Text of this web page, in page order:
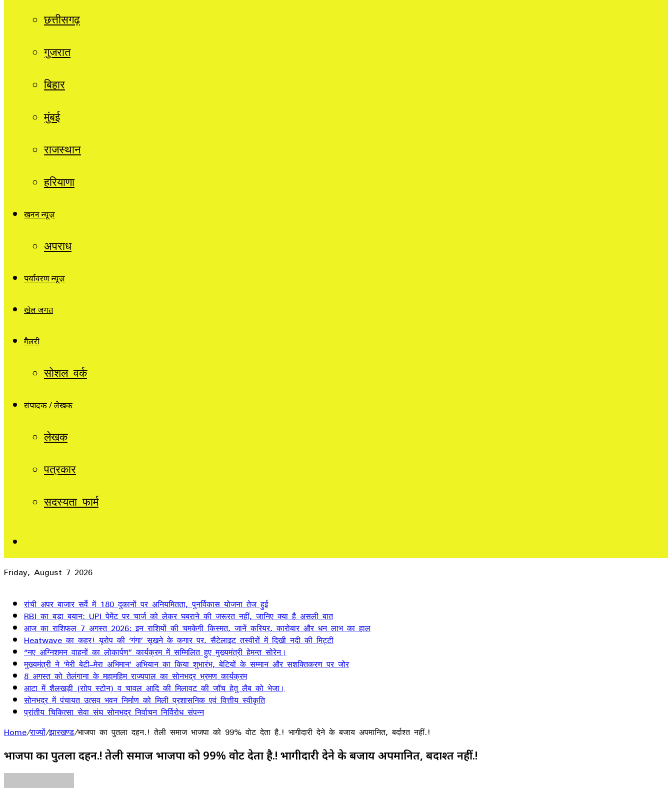
छत्तीसगढ़
गुजरात
बिहार
मुंबई
राजस्थान
हरियाणा
खनन न्यूज़
अपराध
पर्यावरण न्यूज़
खेल जगत
गैलरी
सोशल वर्क
संपादक / लेखक
लेखक
पत्रकार
सदस्यता फार्म
Friday, August 7 2026
रांची अपर बाजार सर्वे में 180 दुकानों पर अनियमितता, पुनर्विकास योजना तेज हुई
RBI का बड़ा बयान: UPI पेमेंट पर चार्ज को लेकर घबराने की जरूरत नहीं, जानिए क्या है असली बात
आज का राशिफल 7 अगस्त 2026: इन राशियों की चमकेगी किस्मत, जानें करियर, कारोबार और धन लाभ का हाल
Heatwave का कहर! यूरोप की ‘गंगा’ सूखने के कगार पर, सैटेलाइट तस्वीरों में दिखी नदी की मिट्टी
“नए अग्निशमन वाहनों का लोकार्पण” कार्यक्रम में सम्मिलित हुए मुख्यमंत्री हेमन्त सोरेन।
मुख्यमंत्री ने ‘मेरी बेटी–मेरा अभिमान’ अभियान का किया शुभारंभ, बेटियों के सम्मान और सशक्तिकरण पर जोर
8 अगस्त को तेलंगाना के महामहिम राज्यपाल का सोनभद्र भ्रमण कार्यक्रम
आटा में शैलखड़ी (राोप स्टोन) व चावल आदि की मिलावट की जॉच हेतु लैब को भेजा।
सोनभद्र में पंचायत उत्सव भवन निर्माण को मिली प्रशासनिक एवं वित्तीय स्वीकृति
प्रांतीय चिकित्सा सेवा संघ सोनभद्र निर्वाचन निर्विरोध संपन्न
Home/राज्यों/झारखण्ड/भाजपा का पुतला दहन.! तेली समाज भाजपा को 99% वोट देता है.! भागीदारी देने के बजाय अपमानित, बर्दाश्त नहीं.!
भाजपा का पुतला दहन.! तेली समाज भाजपा को 99% वोट देता है.! भागीदारी देने के बजाय अपमानित, बर्दाश्त नहीं.!